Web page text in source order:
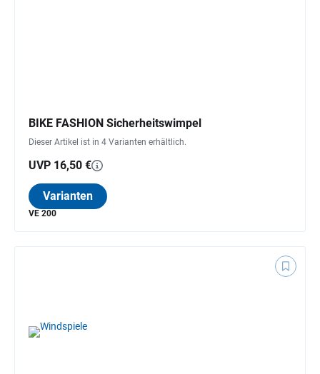
BIKE FASHION Sicherheitswimpel
Dieser Artikel ist in 4 Varianten erhältlich.
UVP 16,50 €
Varianten
VE 200